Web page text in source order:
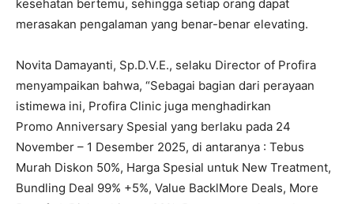
kesehatan bertemu, sehingga setiap orang dapat
merasakan pengalaman yang benar-benar elevating.
Novita Damayanti, Sp.D.V.E., selaku Director of Profira
menyampaikan bahwa, “Sebagai bagian dari perayaan
istimewa ini, Profira Clinic juga menghadirkan
Promo Anniversary Spesial yang berlaku pada 24
November – 1 Desember 2025, di antaranya : Tebus
Murah Diskon 50%, Harga Spesial untuk New Treatment,
Bundling Deal 99% +5%, Value BacklMore Deals, More